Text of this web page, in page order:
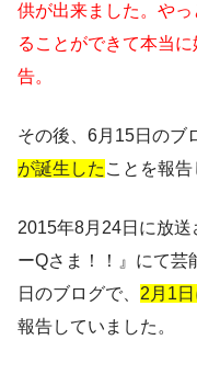
供が出来ました。や
ることができて本当
告。
その後、6月15日のブ
が誕生した ことを報告
2015年8月24日に放
ーQさま！！』にて芸
日のブログで、 2月1
報告していました。